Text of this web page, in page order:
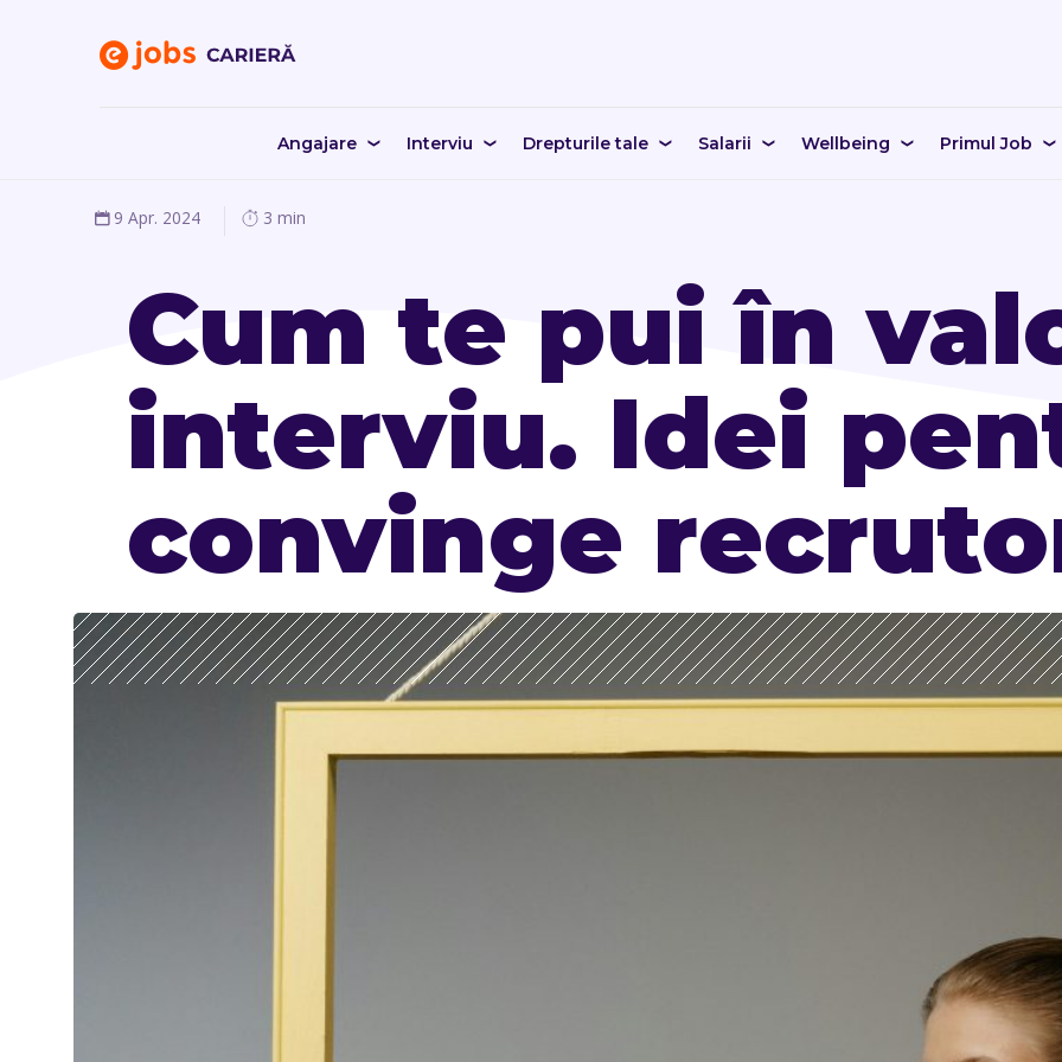
Angajare Interviu Drepturile tale Salarii Wellbeing Primul Job
9 Apr. 2024 3 min
Cum te pui în
interviu. Idei
convinge